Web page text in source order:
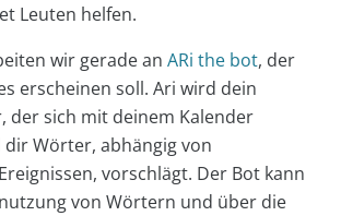
Leuten helfen.
wir gerade an ARi the bot, der
erscheinen soll. Ari wird dein
der sich mit deinem Kalender
Wörter, abhängig von
vorschlägt. Der Bot kann
von Wörtern und über die